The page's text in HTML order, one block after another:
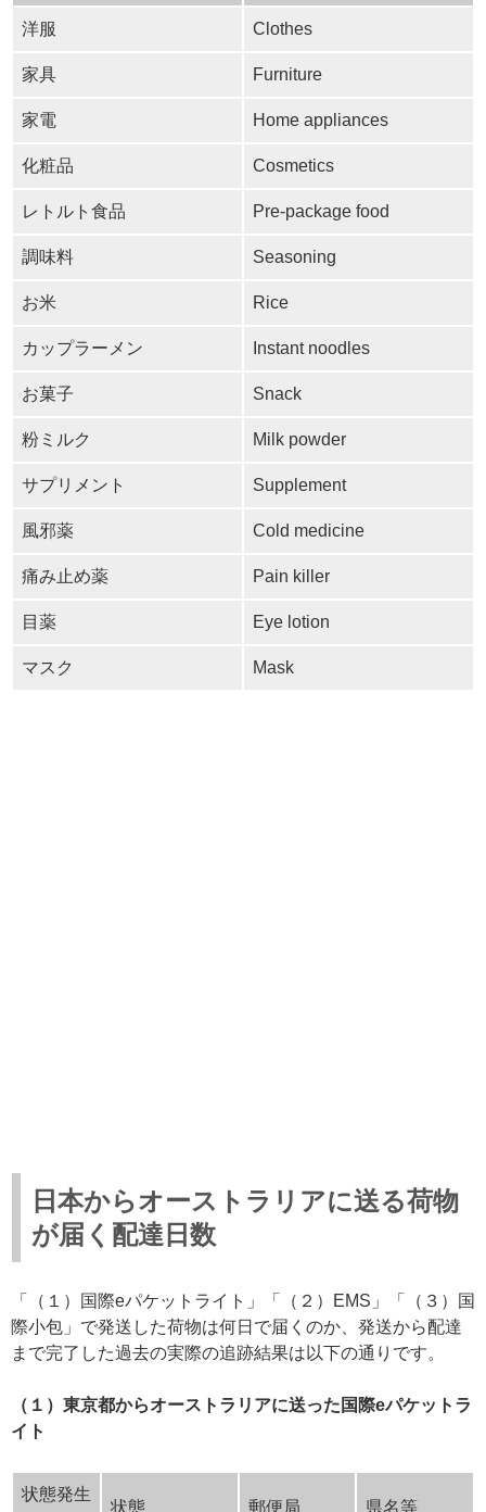
洋服 Clothes
家具 Furniture
家電 Home appliances
化粧品 Cosmetics
レトルト食品 Pre-package food
調味料 Seasoning
お米 Rice
カップラーメン Instant noodles
お菓子 Snack
粉ミルク Milk powder
サプリメント Supplement
風邪薬 Cold medicine
痛み止め薬 Pain killer
目薬 Eye lotion
マスク Mask
日本からオーストラリアに送る荷物
が届く配達日数
「（１）国際eパケットライト」「（２）EMS」「（３）国
際小包」で発送した荷物は何日で届くのか、発送から配達
まで完了した過去の実際の追跡結果は以下の通りです。
（１）東京都からオーストラリアに送った国際eパケットラ
イト
状態発生
状態 郵便局 県名等